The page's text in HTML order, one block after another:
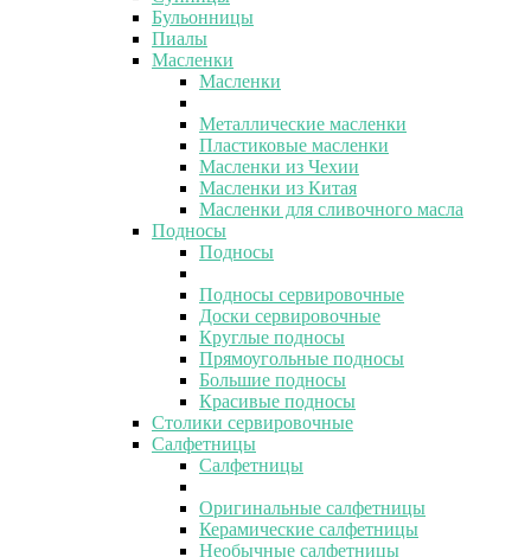
Бульонницы
Пиалы
Масленки
Масленки
Металлические масленки
Пластиковые масленки
Масленки из Чехии
Масленки из Китая
Масленки для сливочного масла
Подносы
Подносы
Подносы сервировочные
Доски сервировочные
Круглые подносы
Прямоугольные подносы
Большие подносы
Красивые подносы
Столики сервировочные
Салфетницы
Салфетницы
Оригинальные салфетницы
Керамические салфетницы
Необычные салфетницы